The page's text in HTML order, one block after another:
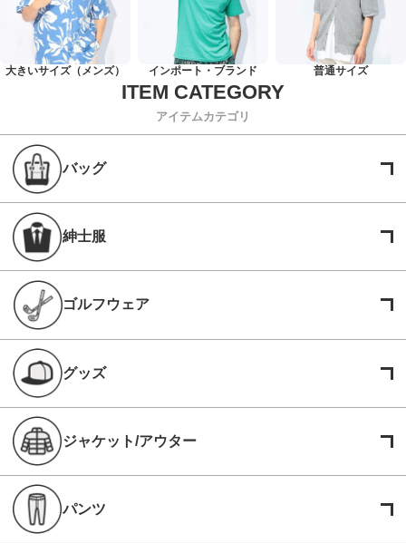
大きいサイズ（メンズ） インポート・ブランド 普通サイズ
アイテムカテゴリ
バッグ
紳士服
ゴルフウェア
グッズ
ジャケット/アウター
パンツ